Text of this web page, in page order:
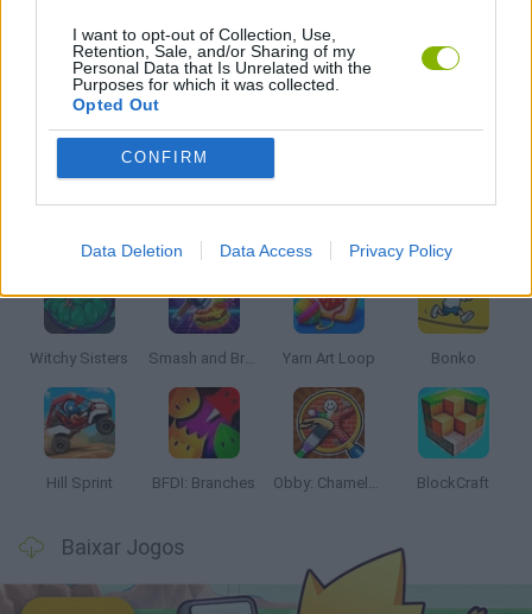
I want to opt-out of Collection, Use,
Retention, Sale, and/or Sharing of my
Personal Data that Is Unrelated with the
Purposes for which it was collected.
Opted Out
CONFIRM
Data Deletion Data Access Privacy Policy
JOGOS CELULAR
JOGOS DE NINJAS
Witchy Sisters Smash and Break Yarn Art Loop Bonko
Hill Sprint BFDI: Branches Obby: Chameleon: Paint & Hide BlockCraft
Baixar Jogos